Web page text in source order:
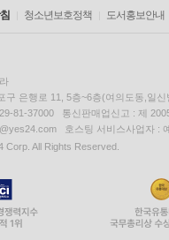
청소년보호정책 도서홍보안내
구 은행로 11, 5층~6층(여의도동,일신
81-37000 통신판매업신고 : 제
호스팅 서비스사업자 :
All Rights Reserved.